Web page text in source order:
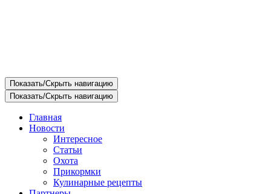
Показать/Скрыть навигацию
Показать/Скрыть навигацию
Главная
Новости
Интересное
Статьи
Охота
Прикормки
Кулинарные рецепты